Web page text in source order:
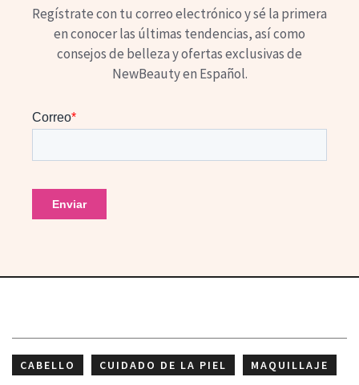
Regístrate con tu correo electrónico y sé la primera
en conocer las últimas tendencias, así como
consejos de belleza y ofertas exclusivas de
NewBeauty en Español.
CABELLO CUIDADO DE LA PIEL
MAQUILLAJE